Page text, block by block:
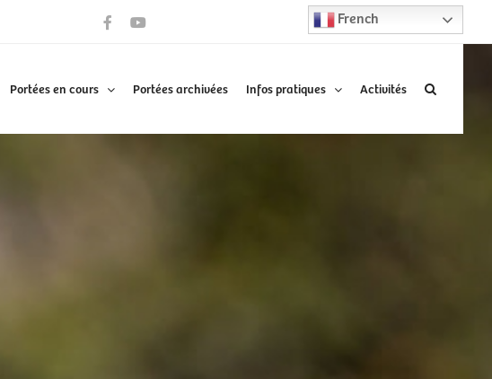
French
Facebook
Portées en cours Portées archivées Infos pratiques Activités